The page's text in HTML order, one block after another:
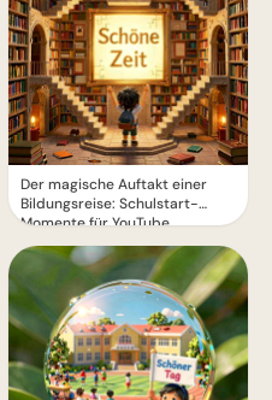
Der magische Auftakt einer
Bildungsreise: Schulstart-
Momente für YouTube